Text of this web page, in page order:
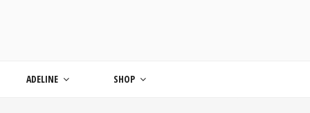
ADELINE SHOP